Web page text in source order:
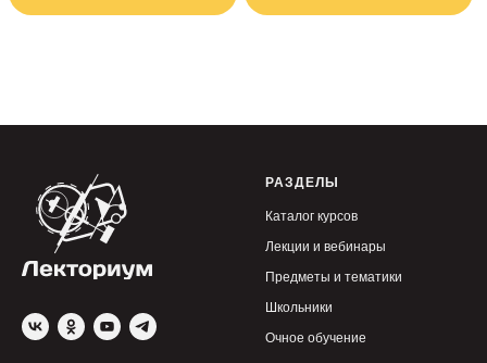
РАЗДЕЛЫ
Каталог курсов
Лекции и вебинары
Предметы и тематики
Школьники
Очное обучение